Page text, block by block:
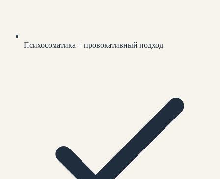
Психосоматика + провокативный подход